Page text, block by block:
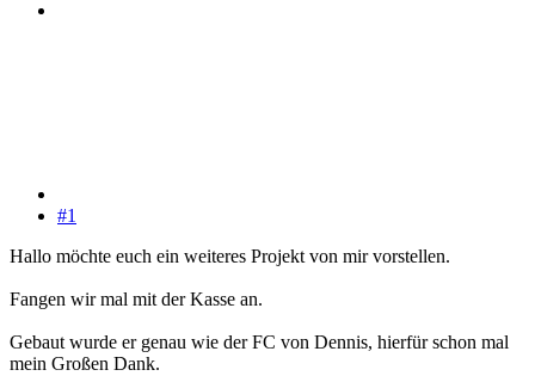
#1
Hallo möchte euch ein weiteres Projekt von mir vorstellen.
Fangen wir mal mit der Kasse an.
Gebaut wurde er genau wie der FC von Dennis, hierfür schon mal
mein Großen Dank.